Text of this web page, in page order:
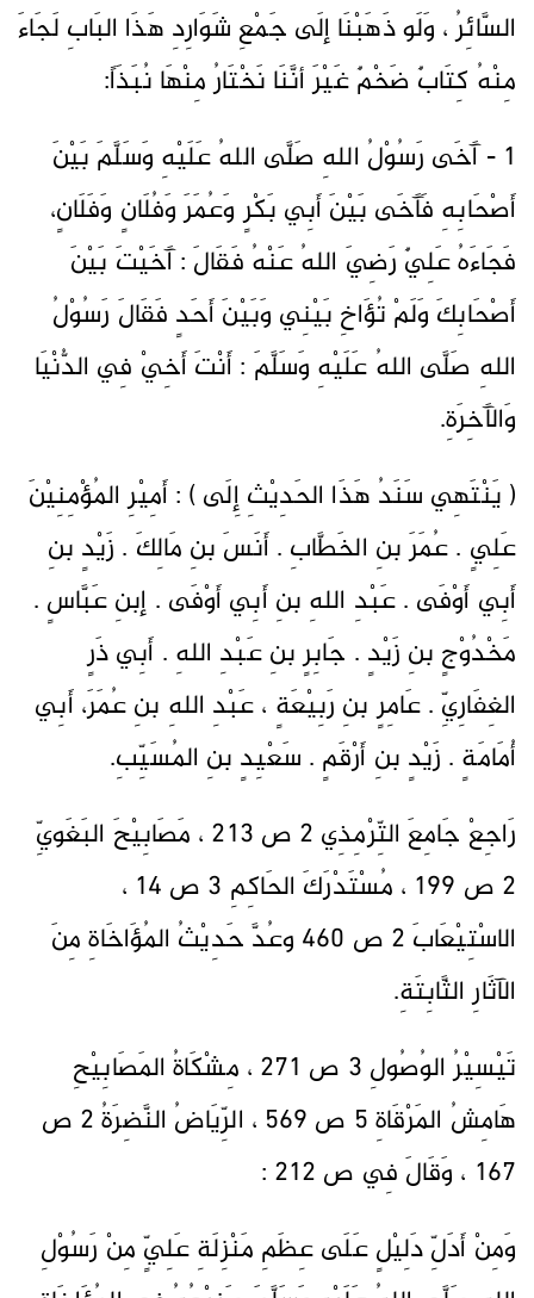
السَّائِرُ ، وَلَو ذَهَبْنَا إلَى جَمْعِ شَوَارِدِ هَذَا البَابِ لَجَاءَ
مِنْهُ كِتَابٌ ضَخْمٌ غَيْرَ أنَّنَا نَخْتَارُ مِنْهَا نُبَذَاً:
1 - آَخَى رَسُوْلُ اللهِ صَلَّى اللهُ عَلَيْهِ وَسَلَّمَ بَيْنَ
أَصْحَابِهِ فَآَخَى بَيْنَ أَبِي بَكْرٍ وَعُمَرَ وَفُلَانٍ وَفَلَانٍ،
فَجَاءَهُ عَلِيٌ رَضِيَ اللهُ عَنْهُ فَقَالَ : آَخَيْتَ بَيْنَ
أَصْحَابِكَ وَلَمْ تُؤَاخِ بَيْنِي وَبَيْنَ أَحَدٍ فَقَالَ رَسُوْلُ
اللهِ صَلَّى اللهُ عَلَيْهِ وَسَلَّمَ : أَنْتَ أَخِيْ فِي الدُّنْيَا
وَالآَخِرَةِ.
( يَنْتَهِي سَنَدُ هَذَا الحَدِيْثِ إِلَى ) : أَمِيْرِ المُؤْمِنِيْنَ
عَلِيٍ . عُمَرَ بنِ الخَطَّابِ . أَنَسَ بنِ مَالِكَ . زَيْدٍ بنِ
أَبِي أَوْفَى . عَبْدِ اللهِ بنِ أَبِي أَوْفَى . إبنِ عَبَّاسٍ .
مَخْدُوْجٍ بنِ زَيْدٍ . جَابِرٍ بنِ عَبْدِ اللهِ . أَبِي ذَرٍ
الغِفَارِيِّ . عَامِرٍ بنِ رَبِيْعَةٍ ، عَبْدِ اللهِ بنِ عُمَرَ، أَبِي
أُمَامَةٍ . زَيْدٍ بنِ أَرْقَمٍ . سَعْيِدٍ بنِ المُسَيِّبِ.
رَاجِعْ جَامِعَ التِّرْمِذِي 2 ص 213 ، مَصَابِيْحَ البَغَويِّ
2 ص 199 ، مُسْتَدْرَكَ الحَاكِمِ 3 ص 14 ،
الاسْتِيْعَابَ 2 ص 460 وعُدَّ حَدِيْثُ المُؤَاخَاةِ مِنَ
الآثَارِ الثَّابِتَةِ.
تَيْسِيْرُ الوُصُولِ 3 ص 271 ، مِشْكَاةُ المَصَابِيْحِ
هَامِشُ المَرْقَاةِ 5 ص 569 ، الرِّيَاضُ النَّضِرَةُ 2 ص
167 ، وَقَالَ فِي ص 212 :
وَمِنْ أَدَلِّ دَلِيْلٍ عَلَى عِظَمِ مَنْزِلَةِ عَلِيٍّ مِنْ رَسُوْلِ